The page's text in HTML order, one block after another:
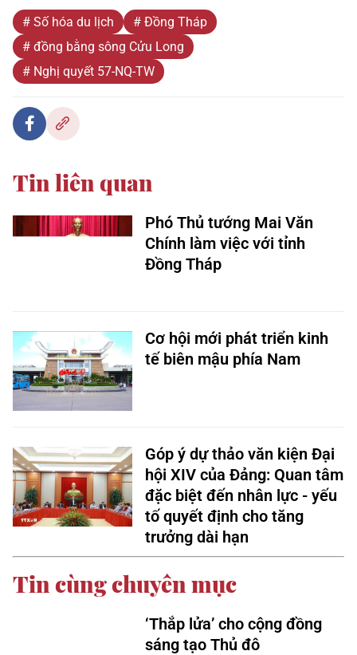
# Số hóa du lịch
# Đồng Tháp
# đồng bằng sông Cửu Long
# Nghị quyết 57-NQ-TW
Tin liên quan
Phó Thủ tướng Mai Văn
Chính làm việc với tỉnh
Đồng Tháp
Cơ hội mới phát triển kinh
tế biên mậu phía Nam
Góp ý dự thảo văn kiện Đại
hội XIV của Đảng: Quan tâm
đặc biệt đến nhân lực - yếu
tố quyết định cho tăng
trưởng dài hạn
Tin cùng chuyên mục
‘Thắp lửa’ cho cộng đồng
sáng tạo Thủ đô